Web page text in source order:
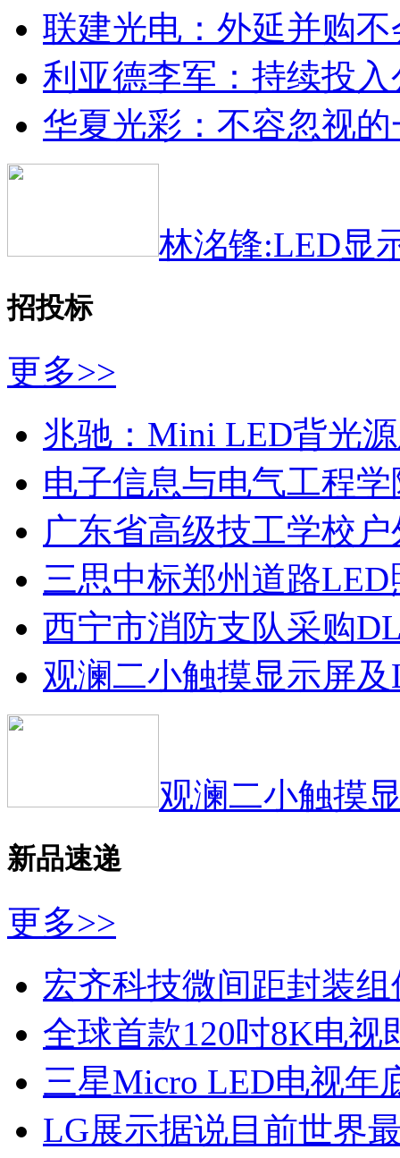
联建光电：外延并购
利亚德李军：持续投
华夏光彩：不容忽视
林洺锋:LED显
招投标
更多>>
兆驰：Mini LED背光
电子信息与电气工程
广东省高级技工学校
三思中标郑州道路
西宁市消防支队采购
观澜二小触摸显示屏
观澜二小触摸
新品速递
更多>>
宏齐科技微间距封装
全球首款120吋8K电
三星Micro LED电视年
LG展示据说目前世界